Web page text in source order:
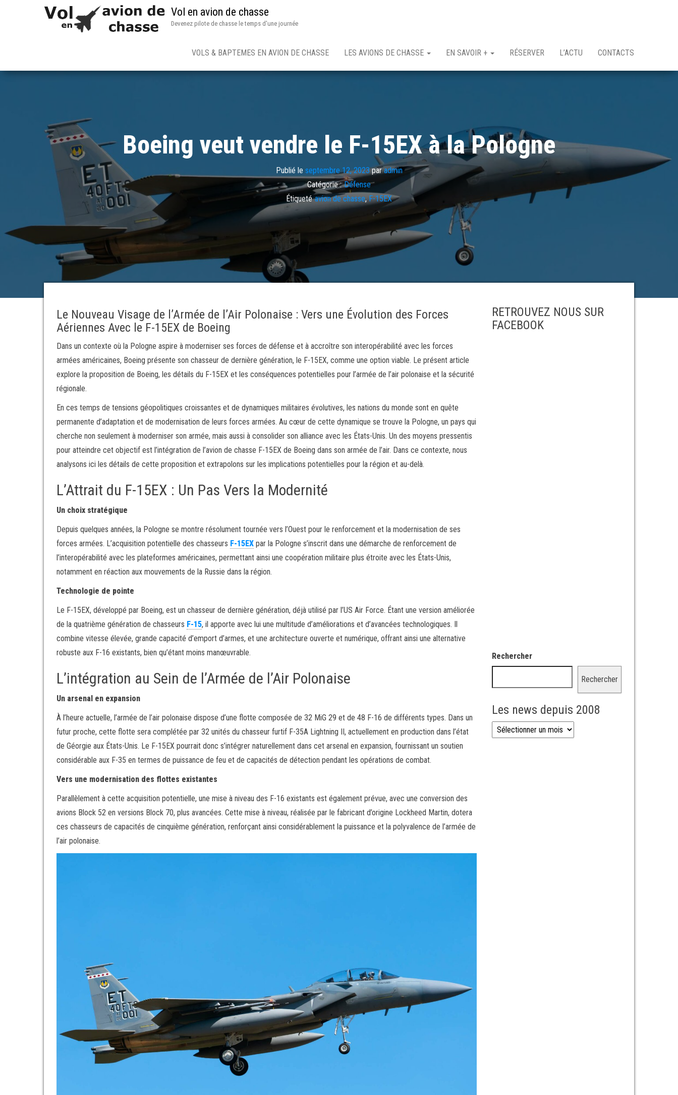
Vol en avion de chasse
Devenez pilote de chasse le temps d'une journée
VOLS & BAPTEMES EN AVION DE CHASSE LES AVIONS DE CHASSE EN SAVOIR + RÉSERVER L’ACTU CONTACTS
Boeing veut vendre le F-15EX à la Pologne
Publié le septembre 12, 2023paradmin
Catégorie : Défense
Étiqueté avion de chasse,F-15EX
Le Nouveau Visage de l’Armée de l’Air Polonaise : Vers une Évolution des Forces
Aériennes Avec le F-15EX de Boeing
Dans un contexte où la Pologne aspire à moderniser ses forces de défense et à accroître son interopérabilité avec les forces
armées américaines, Boeing présente son chasseur de dernière génération, le F-15EX, comme une option viable. Le présent article
explore la proposition de Boeing, les détails du F-15EX et les conséquences potentielles pour l’armée de l’air polonaise et la sécurité
régionale.
En ces temps de tensions géopolitiques croissantes et de dynamiques militaires évolutives, les nations du monde sont en quête
permanente d’adaptation et de modernisation de leurs forces armées. Au cœur de cette dynamique se trouve la Pologne, un pays qui
cherche non seulement à moderniser son armée, mais aussi à consolider son alliance avec les États-Unis. Un des moyens pressentis
pour atteindre cet objectif est l’intégration de l’avion de chasse F-15EX de Boeing dans son armée de l’air. Dans ce contexte, nous
analysons ici les détails de cette proposition et extrapolons sur les implications potentielles pour la région et au-delà.
L’Attrait du F-15EX : Un Pas Vers la Modernité
Un choix stratégique
Depuis quelques années, la Pologne se montre résolument tournée vers l’Ouest pour le renforcement et la modernisation de ses
forces armées. L’acquisition potentielle des chasseurs F-15EX par la Pologne s’inscrit dans une démarche de renforcement de
l’interopérabilité avec les plateformes américaines, permettant ainsi une coopération militaire plus étroite avec les États-Unis,
notamment en réaction aux mouvements de la Russie dans la région.
Technologie de pointe
Le F-15EX, développé par Boeing, est un chasseur de dernière génération, déjà utilisé par l’US Air Force. Étant une version améliorée
de la quatrième génération de chasseurs F-15, il apporte avec lui une multitude d’améliorations et d’avancées technologiques. Il
combine vitesse élevée, grande capacité d’emport d’armes, et une architecture ouverte et numérique, offrant ainsi une alternative
robuste aux F-16 existants, bien qu’étant moins manœuvrable.
L’intégration au Sein de l’Armée de l’Air Polonaise
Un arsenal en expansion
À l’heure actuelle, l’armée de l’air polonaise dispose d’une flotte composée de 32 MiG 29 et de 48 F-16 de différents types. Dans un
futur proche, cette flotte sera complétée par 32 unités du chasseur furtif F-35A Lightning II, actuellement en production dans l’état
de Géorgie aux États-Unis. Le F-15EX pourrait donc s’intégrer naturellement dans cet arsenal en expansion, fournissant un soutien
considérable aux F-35 en termes de puissance de feu et de capacités de détection pendant les opérations de combat.
Vers une modernisation des flottes existantes
Parallèlement à cette acquisition potentielle, une mise à niveau des F-16 existants est également prévue, avec une conversion des
avions Block 52 en versions Block 70, plus avancées. Cette mise à niveau, réalisée par le fabricant d’origine Lockheed Martin, dotera
ces chasseurs de capacités de cinquième génération, renforçant ainsi considérablement la puissance et la polyvalence de l’armée de
l’air polonaise.
RETROUVEZ NOUS SUR
FACEBOOK
Rechercher
Rechercher
Les news depuis 2008
Les news depuis 2008